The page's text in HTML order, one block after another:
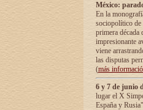
México:
En la
sociopolítico de
primera década
impresionante
viene
las disputas
(más
6 y 7 de junio
lugar el X
España y